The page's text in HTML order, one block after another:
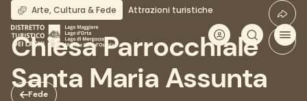
Salta
contenuto
principale
Fede
Arte, Cultura & Fede Attrazioni turistiche
Chiesa Parrocchiale
Santa Maria Assunta